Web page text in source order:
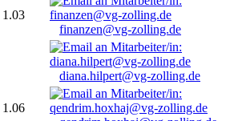
1.03
finanzen@vg-zolling.de
diana.hilpert@vg-zolling.de
1.06